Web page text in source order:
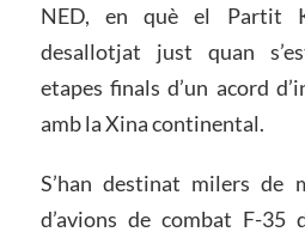
NED, en què el Partit
desallotjat just quan
etapes finals d’un acord
amb la Xina continental.
S’han destinat milers de
d’avions de combat F-35